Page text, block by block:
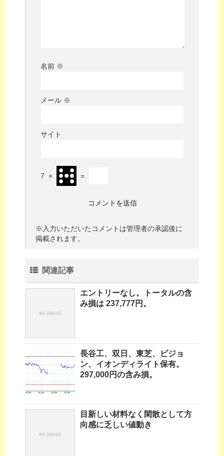
名前 ※
メール ※
サイト
7 × =
※入力いただいたコメントは管理者の承認後に
掲載されます。
関連記事
エントリーなし。トータルの含
み損は 237,777円。
長谷工、双日、東芝、ピジョ
ン、イオンディライト保有。
297,000円の含み損。
目新しい材料なく閑散として方
向感に乏しい値動き